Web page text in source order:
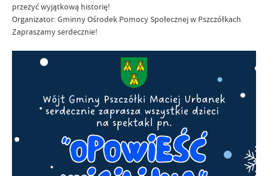
przeżyć wyjątkową historię!
Organizator: Gminny Ośrodek Pomocy Społecznej w Pszczółkach
Zapraszamy serdecznie!